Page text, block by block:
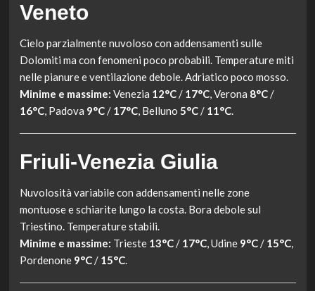
Veneto
Cielo parzialmente nuvoloso con addensamenti sulle
Dolomiti ma con fenomeni poco probabili. Temperature miti
nelle pianure e ventilazione debole. Adriatico poco mosso.
Minime e massime: Venezia 12°C/ 17°C, Verona 8°C/
16°C, Padova 9°C/ 17°C, Belluno 5°C/ 11°C.
Friuli-Venezia Giulia
Nuvolosità variabile con addensamenti nelle zone
montuose e schiarite lungo la costa. Bora debole sul
Triestino. Temperature stabili.
Minime e massime: Trieste 13°C/ 17°C, Udine 9°C/ 15°C,
Pordenone 9°C/ 15°C.